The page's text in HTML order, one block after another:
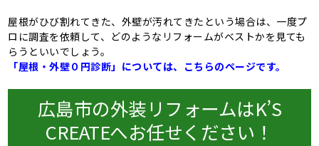
屋根がひび割れてきた、外壁が汚れてきたという場合は、一度プ
ロに調査を依頼して、どのようなリフォームがベストかを見ても
らうといいでしょう。
「屋根・外壁０円診断」については、こちらのページです。
広島市の外装リフォームはK’S
CREATEへお任せください！